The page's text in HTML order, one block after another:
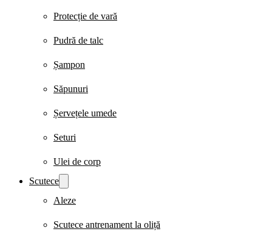
Protecție de vară
Pudră de talc
Șampon
Săpunuri
Șervețele umede
Seturi
Ulei de corp
Scutece
Aleze
Scutece antrenament la oliță